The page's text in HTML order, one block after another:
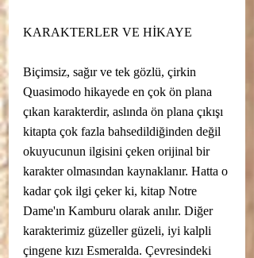
KARAKTERLER VE HİKAYE
Biçimsiz, sağır ve tek gözlü, çirkin
Quasimodo hikayede en çok ön plana
çıkan karakterdir, aslında ön plana çıkışı
kitapta çok fazla bahsedildiğinden değil
okuyucunun ilgisini çeken orijinal bir
karakter olmasından kaynaklanır. Hatta o
kadar çok ilgi çeker ki, kitap Notre
Dame'ın Kamburu olarak anılır. Diğer
karakterimiz güzeller güzeli, iyi kalpli
çingene kızı Esmeralda. Çevresindeki